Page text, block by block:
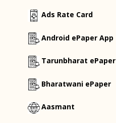
Ads Rate Card
Android ePaper App
Tarunbharat ePaper
Bharatwani ePaper
Aasmant